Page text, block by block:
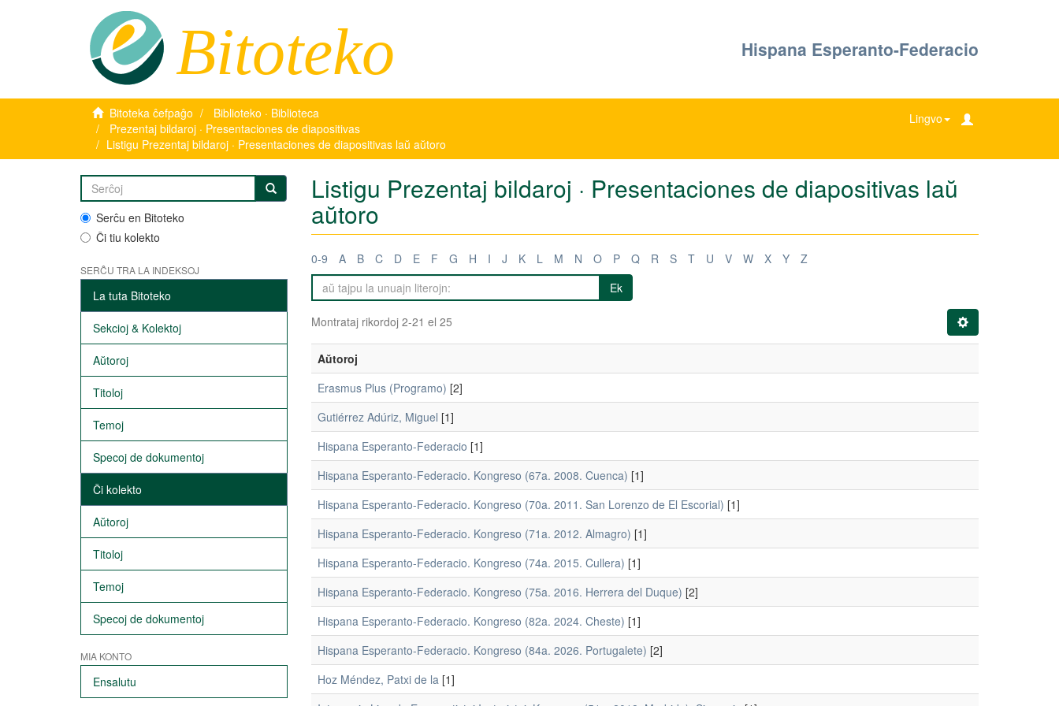
Bitoteko Hispana Esperanto-Federacio
Bitoteka ĉefpaĝo
Biblioteko · Biblioteca
Prezentaj bildaroj · Presentaciones de diapositivas
Listigu Prezentaj bildaroj · Presentaciones de diapositivas laŭ aŭtoro
Lingvo
Serĉu en Bitoteko
Ĉi tiu kolekto
SERĈU TRA LA INDEKSOJ
La tuta Bitoteko
Sekcioj & Kolektoj
Aŭtoroj
Titoloj
Temoj
Specoj de dokumentoj
Ĉi kolekto
Aŭtoroj
Titoloj
Temoj
Specoj de dokumentoj
MIA KONTO
Ensalutu
Listigu Prezentaj bildaroj · Presentaciones de diapositivas laŭ
aŭtoro
0-9 A B C D E F G H I J K L M N O P Q R S T U V W X Y
Z
Ek
Montrataj rikordoj 2-21 el 25
Aŭtoroj
Erasmus Plus (Programo) [2]
Gutiérrez Adúriz, Miguel [1]
Hispana Esperanto-Federacio [1]
Hispana Esperanto-Federacio. Kongreso (67a. 2008. Cuenca) [1]
Hispana Esperanto-Federacio. Kongreso (70a. 2011. San Lorenzo de El Escorial) [1]
Hispana Esperanto-Federacio. Kongreso (71a. 2012. Almagro) [1]
Hispana Esperanto-Federacio. Kongreso (74a. 2015. Cullera) [1]
Hispana Esperanto-Federacio. Kongreso (75a. 2016. Herrera del Duque) [2]
Hispana Esperanto-Federacio. Kongreso (82a. 2024. Cheste) [1]
Hispana Esperanto-Federacio. Kongreso (84a. 2026. Portugalete) [2]
Hoz Méndez, Patxi de la[1]